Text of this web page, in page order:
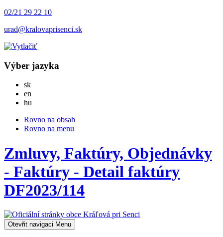
02/21 29 22 10
urad@kralovaprisenci.sk
Výber jazyka
skSlovensky
en
hu
Rovno na obsah
Rovno na menu
Zmluvy, Faktúry, Objednávky
- Faktúry - Detail faktúry
DF2023/114
Otevřit navigaci Menu